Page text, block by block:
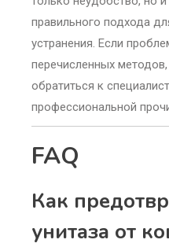
правильного подхода
устранения. Если
перечисленных
обратиться к
профессиональной
FAQ
Как
унитаза от